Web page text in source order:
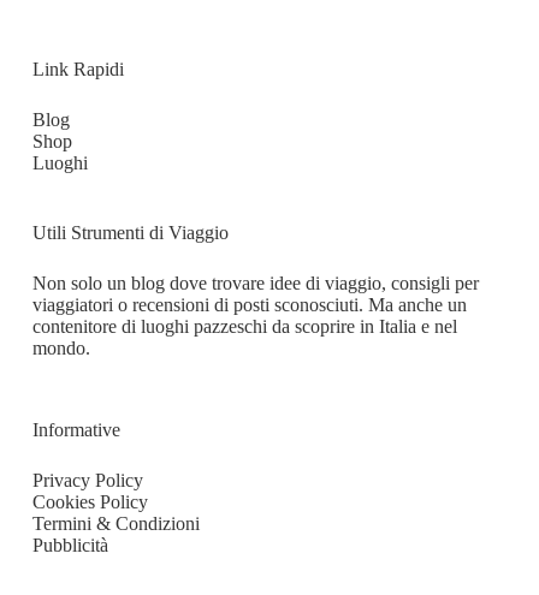
Link Rapidi
Blog
Shop
Luoghi
Utili Strumenti di Viaggio
Non solo un blog dove trovare idee di viaggio, consigli per
viaggiatori o recensioni di posti sconosciuti. Ma anche un
contenitore di luoghi pazzeschi da scoprire in Italia e nel
mondo.
Informative
Privacy Policy
Cookies Policy
Termini & Condizioni
Pubblicità